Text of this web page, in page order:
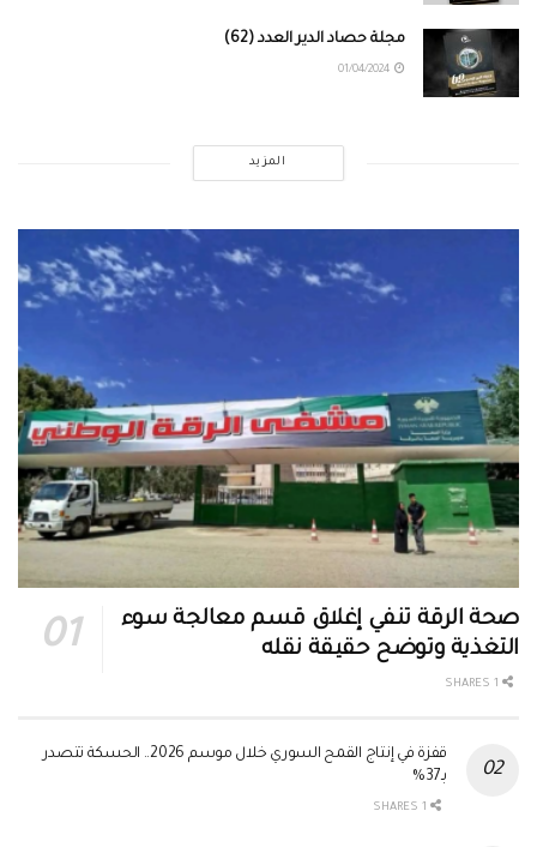
مجلة حصاد الدير العدد (62)
المزيد
صحة الرقة تنفي إغلاق قسم معالجة سوء
التغذية وتوضح حقيقة نقله
قفزة في إنتاج القمح السوري خلال موسم 2026.. الحسكة تتصدر
بـ37%